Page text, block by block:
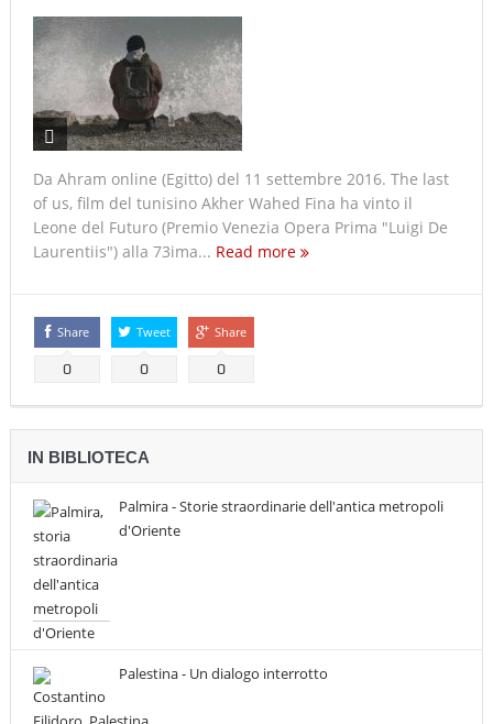
Da Ahram online (Egitto) del 11 settembre 2016. The last
of us, film del tunisino Akher Wahed Fina ha vinto il
Leone del Futuro (Premio Venezia Opera Prima "Luigi De
Laurentiis") alla 73ima... Read more
Share
0
Tweet
0
Share
0
IN BIBLIOTECA
Palmira - Storie straordinarie dell'antica metropoli
d'Oriente
Palestina - Un dialogo interrotto